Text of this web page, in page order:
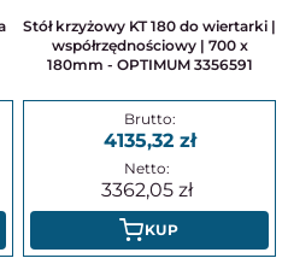
Stół krzyżowy KT 180 do wiertarki |
współrzędnościowy | 700 x
180mm - OPTIMUM 3356591
4135,32
3362,05
KUP